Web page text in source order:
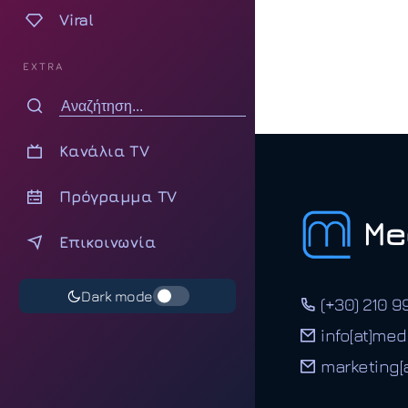
Viral
EXTRA
Κανάλια TV
Πρόγραμμα TV
Επικοινωνία
Dark mode
(+30) 210